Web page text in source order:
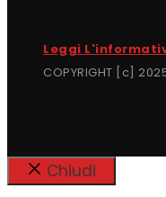
Leggi
COPYRIGHT [c]
Chiudi